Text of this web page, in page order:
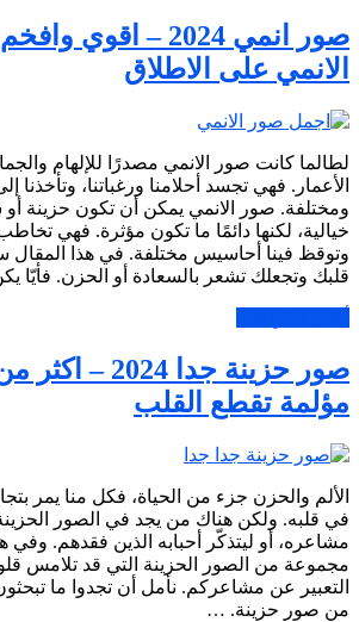
صور انمي 2024 – اقوي
الانمي على الاطلاق
لطالما كانت صور الانمي مصدرًا للإلهام
الأعمار. فهي تجسد أحلامنا ورغباتنا، وتأخذنا
ومختلفة. صور الانمي يمكن أن تكون حزينة أو
خيالية، لكنها دائمًا ما تكون مؤثرة. فهي
وتوقظ فينا أحاسيس مختلفة. في هذا
قلبك وتجعلك تشعر بالسعادة أو الحزن. فأيّا
مؤلمة تقطع القلب
الألم والحزن جزء من الحياة، فكل منا يمر
في قلبه. ولكن هناك من يجد في الصور
مشاعره، أو ليتذكّر أحبابه الذين فقدهم. وفي
مجموعة من الصور الحزينة التي قد تلامس
التعبير عن مشاعركم. نأمل أن تجدوا ما
من صور حزينة. …